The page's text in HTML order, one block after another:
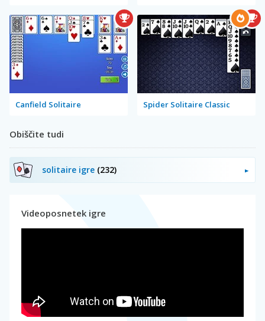
Canfield Solitaire Spider Solitaire Classic
Obiščite tudi
solitaire igre (232)
Videoposnetek igre